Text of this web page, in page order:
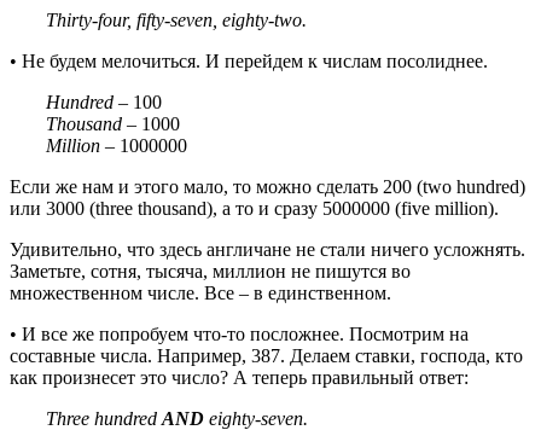
Thirty-four, fifty-seven, eighty-two.
• Не будем мелочиться. И перейдем к числам посолиднее.
Hundred – 100
Thousand – 1000
Million – 1000000
Если же нам и этого мало, то можно сделать 200 (two hundred)
или 3000 (three thousand), а то и сразу 5000000 (five million).
Удивительно, что здесь англичане не стали ничего усложнять.
Заметьте, сотня, тысяча, миллион не пишутся во
множественном числе. Все – в единственном.
• И все же попробуем что-то посложнее. Посмотрим на
составные числа. Например, 387. Делаем ставки, господа, кто
как произнесет это число? А теперь правильный ответ:
Three hundred AND eighty-seven.